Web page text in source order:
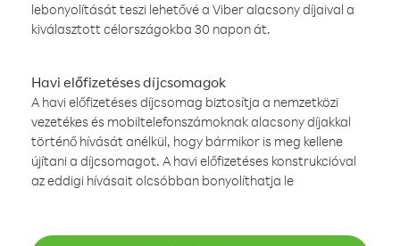
lebonyolítását teszi lehetővé a Viber alacsony díjaival a
kiválasztott célországokba 30 napon át.
Havi előfizetéses díjcsomagok
A havi előfizetéses díjcsomag biztosítja a nemzetközi
vezetékes és mobiltelefonszámoknak alacsony díjakkal
történő hívását anélkül, hogy bármikor is meg kellene
újítani a díjcsomagot. A havi előfizetéses konstrukcióval
az eddigi hívásait olcsóbban bonyolíthatja le